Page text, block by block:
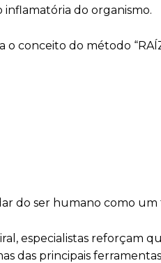
inflamatória do organismo.
conceito do método
do ser humano como um
especialistas reforçam
das principais